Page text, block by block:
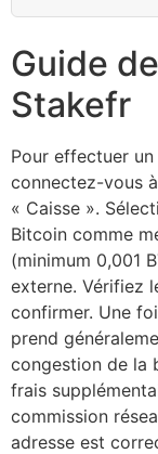
Guide
Stakefr
Pour effectuer
connectez-vous
« Caisse ».
Bitcoin comme
(minimum 0,001
externe. Vérifiez
confirmer. Une
prend
congestion de la
frais
commission
adresse est